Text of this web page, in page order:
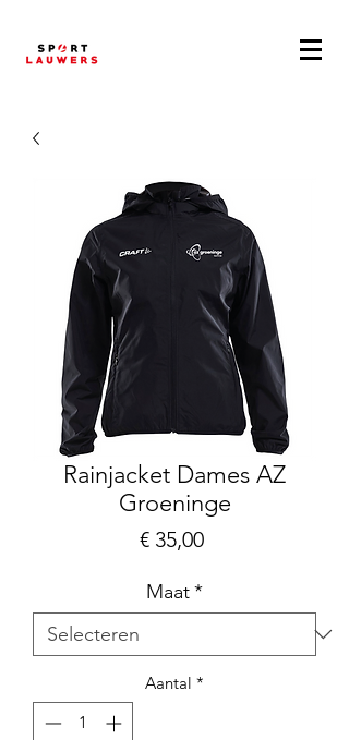
Rainjacket Dames AZ
Groeninge
€ 35,00Prijs
Maat*
Aantal *